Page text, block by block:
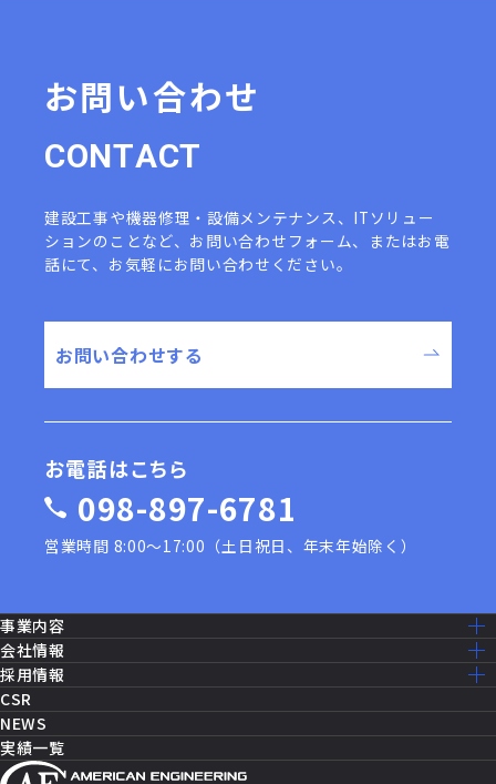
お問い合わせ
CONTACT
建設工事や機器修理・設備メンテナンス、ITソリュー
ションのことなど、 お問い合わせフォーム、またはお電
話にて、お気軽にお問い合わせください。
お問い合わせする
お電話はこちら
098-897-6781
営業時間 8:00〜17:00（土日祝日、年末年始除く）
事業内容
事業内容一覧
建設工事［米軍基地］
建設工事［公共事業］
機器修理・設備メンテナンス
ITソリューション
消防設備・制御
セールス・マーケティング
会社情報
ミッション・ビジョン
ごあいさつ
会社概要
沿革
アクセスマップ
グループ企業一覧
採用情報
採用情報トップ
仕事を知る
先輩社員の声
働く環境
福利厚生
CSR
NEWS
実績一覧